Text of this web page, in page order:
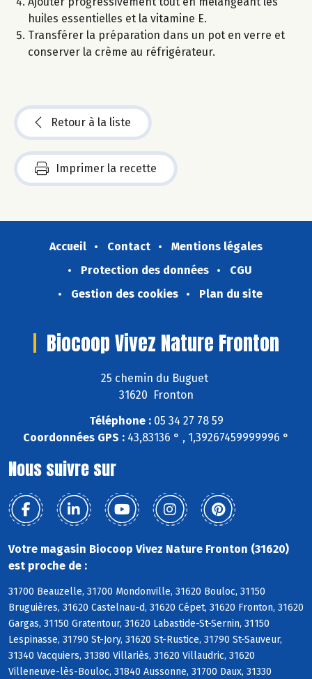
huiles essentielles et la vitamine E.
Transférer la préparation dans un pot en verre et
conserver la crème au réfrigérateur.
Retour à la liste
Imprimer la recette
Accueil Contact
Mentions légales
Protection des données
CGU
Gestion des cookies
Plan du site
Biocoop Vivez Nature Fronton
25 chemin du Buguet
31620 Fronton
Téléphone :05 34 27 78 59
Coordonnées GPS : 43,83136 ° , 1,39267459999996 °
Nous suivre sur
Votre magasin Biocoop Vivez Nature Fronton (31620)
est proche de :
31700 Beauzelle, 31700 Mondonville, 31620 Bouloc, 31150
Bruguières, 31620 Castelnau-d, 31620 Cépet, 31620 Fronton, 31620
Gargas, 31150 Gratentour, 31620 Labastide-St-Sernin, 31150
Lespinasse, 31790 St-Jory, 31620 St-Rustice, 31790 St-Sauveur,
31340 Vacquiers, 31380 Villariès, 31620 Villaudric, 31620
Villeneuve-lès-Bouloc, 31840 Aussonne, 31700 Daux, 31330